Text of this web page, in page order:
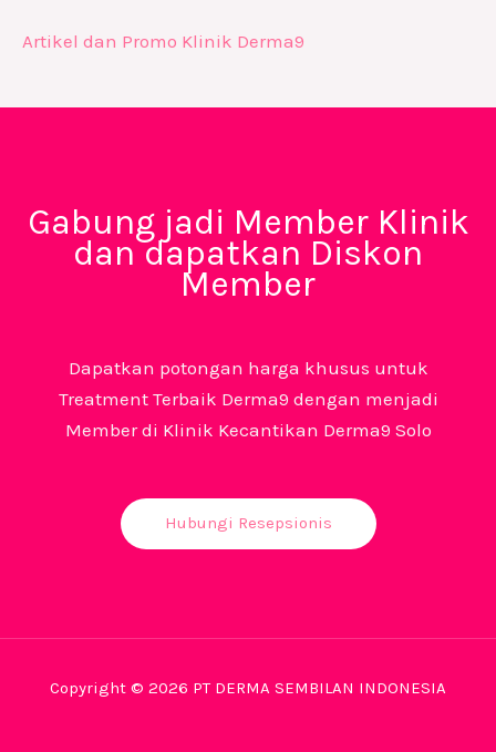
Artikel dan Promo Klinik Derma9
Gabung jadi Member Klinik
dan dapatkan Diskon
Member
Dapatkan potongan harga khusus untuk
Treatment Terbaik Derma9 dengan menjadi
Member di Klinik Kecantikan Derma9 Solo
Hubungi Resepsionis
Copyright © 2026 PT DERMA SEMBILAN INDONESIA